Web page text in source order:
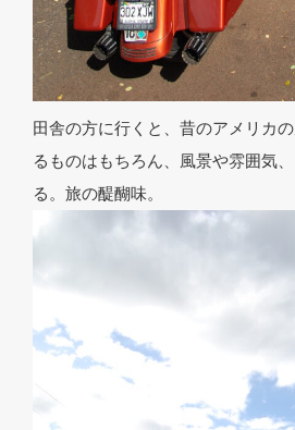
田舎の方に行くと、昔のアメリカ
るものはもちろん、風景や雰囲気
る。旅の醍醐味。